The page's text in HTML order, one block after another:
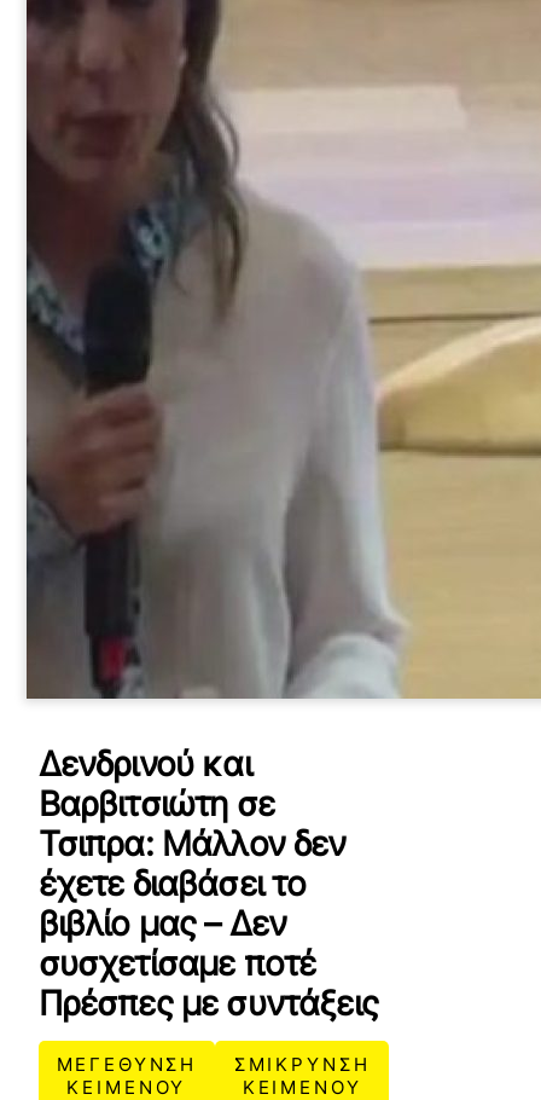
Δενδρινού και
Βαρβιτσιώτη σε
Τσιπρα: Μάλλον δεν
έχετε διαβάσει το
βιβλίο μας – Δεν
συσχετίσαμε ποτέ
Πρέσπες με συντάξεις
ΜΕΓΕΘΥΝΣΗ
ΚΕΙΜΕΝΟΥ
ΣΜΙΚΡΥΝΣΗ
ΚΕΙΜΕΝΟΥ